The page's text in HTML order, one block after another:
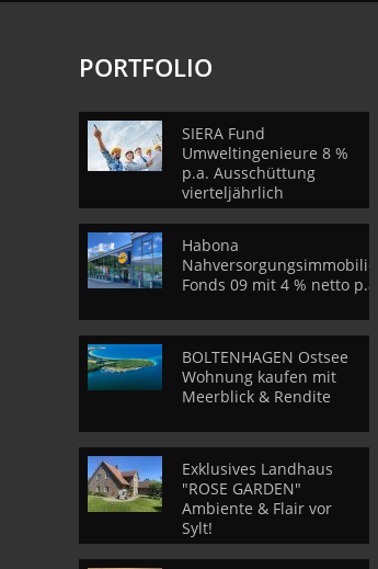
PORTFOLIO
SIERA Fund
Umweltingenieure 8 %
p.a. Ausschüttung
vierteljährlich
Habona
Nahversorgungsimmobilien
Fonds 09 mit 4 % netto p.a.
BOLTENHAGEN Ostsee
Wohnung kaufen mit
Meerblick & Rendite
Exklusives Landhaus
"ROSE GARDEN"
Ambiente & Flair vor
Sylt!